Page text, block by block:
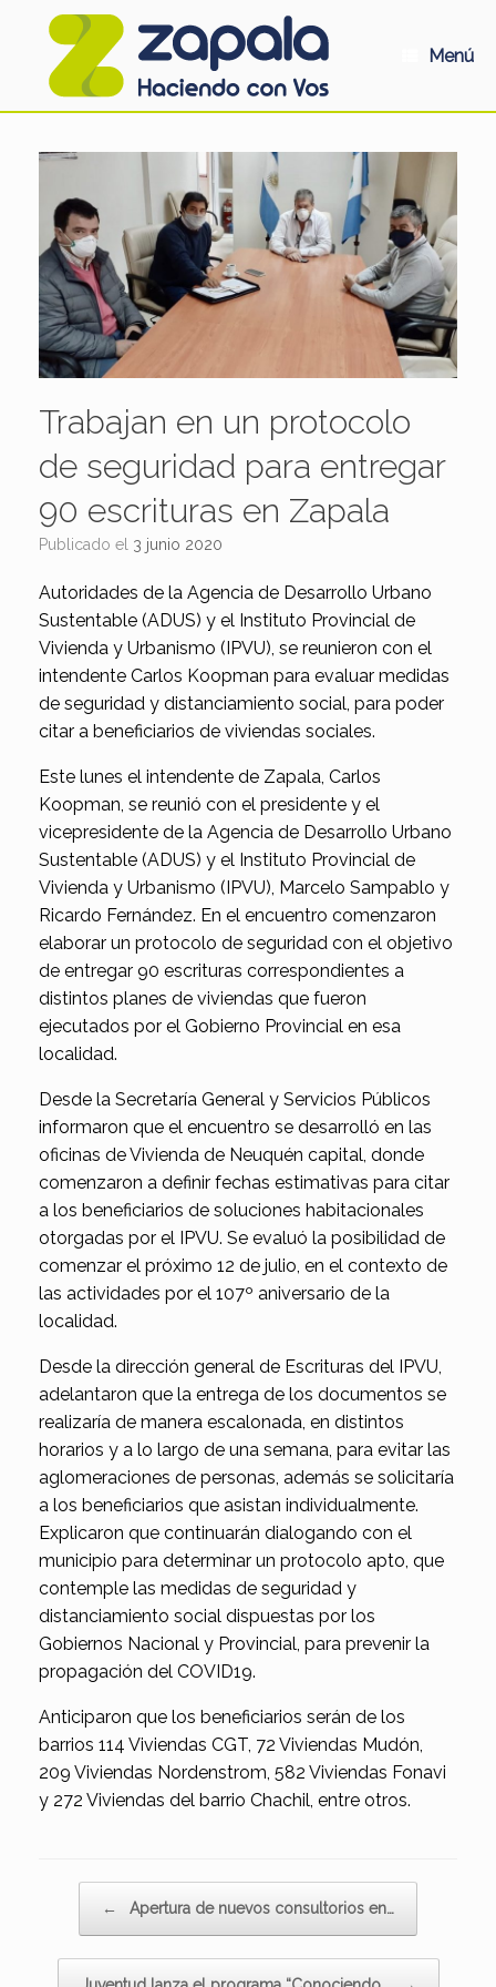
Menú
Trabajan en un protocolo
de seguridad para entregar
90 escrituras en Zapala
Publicado el 3 junio 2020
Autoridades de la Agencia de Desarrollo Urbano
Sustentable (ADUS) y el Instituto Provincial de
Vivienda y Urbanismo (IPVU), se reunieron con el
intendente Carlos Koopman para evaluar medidas
de seguridad y distanciamiento social, para poder
citar a beneficiarios de viviendas sociales.
Este lunes el intendente de Zapala, Carlos
Koopman, se reunió con el presidente y el
vicepresidente de la Agencia de Desarrollo Urbano
Sustentable (ADUS) y el Instituto Provincial de
Vivienda y Urbanismo (IPVU), Marcelo Sampablo y
Ricardo Fernández. En el encuentro comenzaron
elaborar un protocolo de seguridad con el objetivo
de entregar 90 escrituras correspondientes a
distintos planes de viviendas que fueron
ejecutados por el Gobierno Provincial en esa
localidad.
Desde la Secretaría General y Servicios Públicos
informaron que el encuentro se desarrolló en las
oficinas de Vivienda de Neuquén capital, donde
comenzaron a definir fechas estimativas para citar
a los beneficiarios de soluciones habitacionales
otorgadas por el IPVU. Se evaluó la posibilidad de
comenzar el próximo 12 de julio, en el contexto de
las actividades por el 107º aniversario de la
localidad.
Desde la dirección general de Escrituras del IPVU,
adelantaron que la entrega de los documentos se
realizaría de manera escalonada, en distintos
horarios y a lo largo de una semana, para evitar las
aglomeraciones de personas, además se solicitaría
a los beneficiarios que asistan individualmente.
Explicaron que continuarán dialogando con el
municipio para determinar un protocolo apto, que
contemple las medidas de seguridad y
distanciamiento social dispuestas por los
Gobiernos Nacional y Provincial, para prevenir la
propagación del COVID19.
Anticiparon que los beneficiarios serán de los
barrios 114 Viviendas CGT, 72 Viviendas Mudón,
209 Viviendas Nordenstrom, 582 Viviendas Fonavi
y 272 Viviendas del barrio Chachil, entre otros.
← Apertura de nuevos consultorios en…